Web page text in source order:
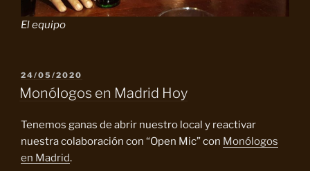
El equipo
PUBLICADO
EL
24/05/2020
Monólogos en Madrid Hoy
Tenemos ganas de abrir nuestro local y reactivar
nuestra colaboración con “Open Mic” con Monólogos
en Madrid.